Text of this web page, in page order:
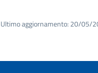
Ultimo aggiornamento: 20/05/